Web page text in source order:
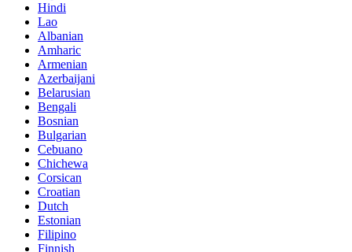
Hindi
Lao
Albanian
Amharic
Armenian
Azerbaijani
Belarusian
Bengali
Bosnian
Bulgarian
Cebuano
Chichewa
Corsican
Croatian
Dutch
Estonian
Filipino
Finnish